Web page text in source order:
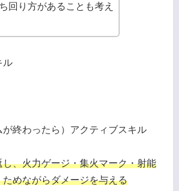
回り方があることも考え
ル
終わったら）アクティブスキル
、火力ゲージ・集火マーク・射能
めながらダメージを与える